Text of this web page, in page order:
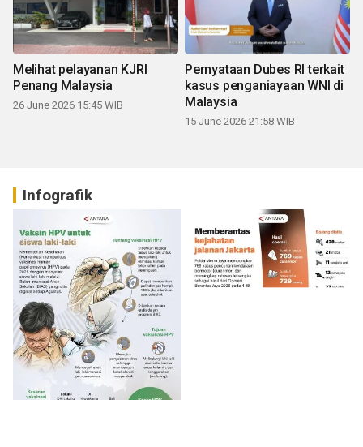
Melihat pelayanan KJRI
Penang Malaysia
26 June 2026 15:45 WIB
Pernyataan Dubes RI terkait
kasus penganiayaan WNI di
Malaysia
15 June 2026 21:58 WIB
Infografik